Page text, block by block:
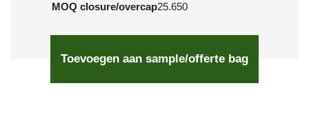
MOQ closure/overcap25.650
Toevoegen aan sample/offerte bag